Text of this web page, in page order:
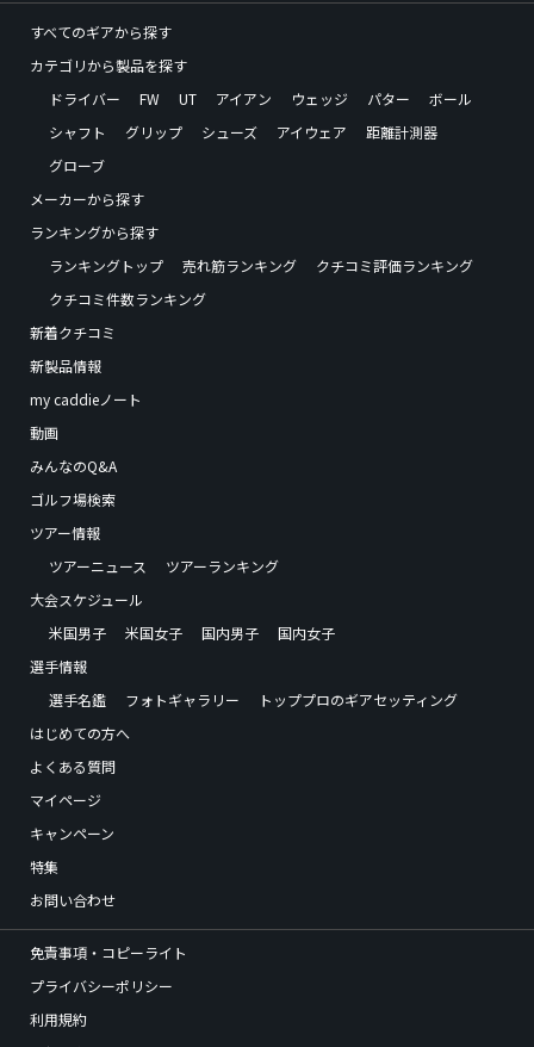
すべてのギアから探す
カテゴリから製品を探す
ドライバー
FW UT アイアン ウェッジ パター
ボール
シャフト
グリップ シューズ アイウェア
距離計測器
グローブ
メーカーから探す
ランキングから探す
ランキングトップ
売れ筋ランキング
クチコミ評価ランキング
クチコミ件数ランキング
新着クチコミ
新製品情報
my caddieノート
動画
みんなのQ&A
ゴルフ場検索
ツアー情報
ツアーニュース
ツアーランキング
大会スケジュール
米国男子
米国女子 国内男子
国内女子
選手情報
選手名鑑
フォトギャラリー
トッププロのギアセッティング
はじめての方へ
よくある質問
マイページ
キャンペーン
特集
お問い合わせ
免責事項・コピーライト
プライバシーポリシー
利用規約